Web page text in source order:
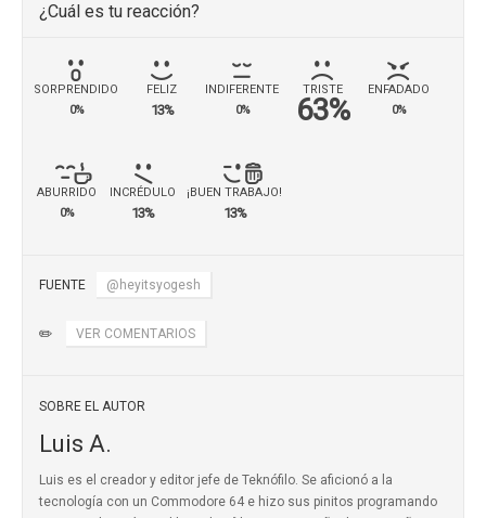
¿Cuál es tu reacción?
SORPRENDIDO
0%
FELIZ
13%
INDIFERENTE
0%
TRISTE
63%
ENFADADO
0%
ABURRIDO
0%
INCRÉDULO
13%
¡BUEN TRABAJO!
13%
FUENTE @heyitsyogesh
✏️ VER COMENTARIOS
SOBRE EL AUTOR
Luis A.
Luis es el creador y editor jefe de Teknófilo. Se aficionó a la
tecnología con un Commodore 64 e hizo sus pinitos programando